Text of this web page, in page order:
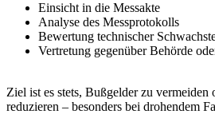
Einsicht in die Messakte
Analyse des Messprotokolls
Bewertung technischer
Vertretung gegenüber Behörde
Ziel ist es stets, Bußgelder zu vermeiden
reduzieren – besonders bei drohendem